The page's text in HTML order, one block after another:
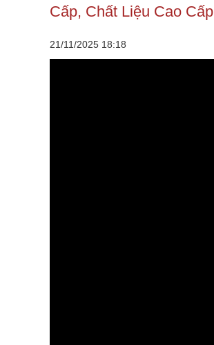
Cấp, Chất Liệu Cao Cấp
21/11/2025 18:18